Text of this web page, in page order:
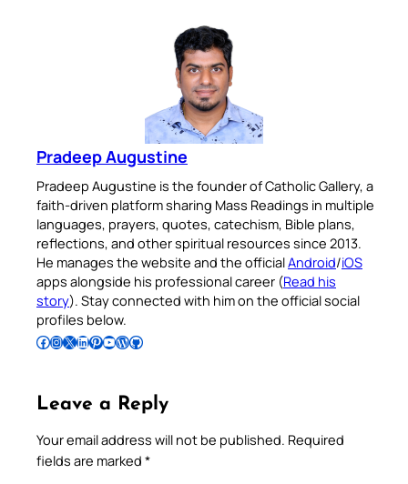
Pradeep Augustine
Pradeep Augustine is the founder of Catholic Gallery, a
faith-driven platform sharing Mass Readings in multiple
languages, prayers, quotes, catechism, Bible plans,
reflections, and other spiritual resources since 2013.
He manages the website and the officialAndroid/iOS
apps alongside his professional career (Read his
story). Stay connected with him on the official social
profiles below.
Follow Pradeep on Facebook Follow Pradeep on InstagramFollow Pradeep on X Follow Pradeep on LinkedIn Follow Pradeep on Pinterest Subscribe to Pradeep’s Youtube Channel Follow Pradeep on WordPress Follow Pradeep on GitHub
Leave a Reply
Your email address will not be published. Required
fields are marked *